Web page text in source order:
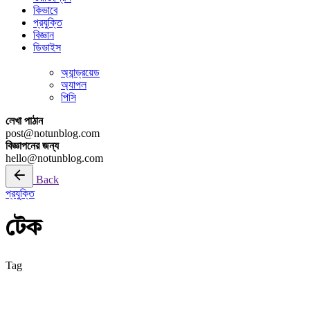
কিভাবে
প্রযুক্তি
বিজ্ঞান
ডিভাইস
অ্যান্ড্রয়েড
অ্যাপল
পিসি
লেখা পাঠান
post@notunblog.com
বিজ্ঞাপনের জন্য
hello@notunblog.com
Back
প্রযুক্তি
টেক
Tag